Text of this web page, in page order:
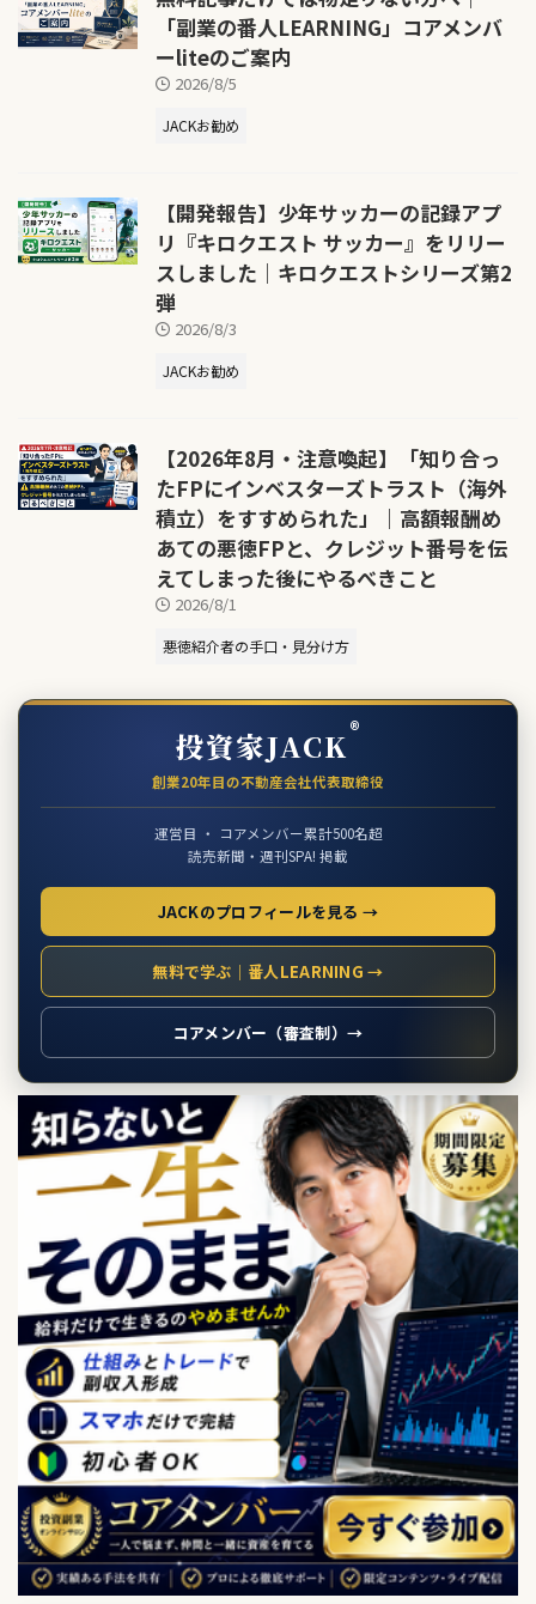
「副業の番人LEARNING」コアメンバ
ーliteのご案内
2026/8/5
JACKお勧め
【開発報告】少年サッカーの記録アプ
リ『キロクエスト サッカー』をリリー
スしました｜キロクエストシリーズ第2
弾
2026/8/3
JACKお勧め
【2026年8月・注意喚起】「知り合っ
たFPにインベスターズトラスト（海外
積立）をすすめられた」｜高額報酬め
あての悪徳FPと、クレジット番号を伝
えてしまった後にやるべきこと
2026/8/1
悪徳紹介者の手口・見分け方
投資家JACK®
創業20年目の不動産会社代表取締役
運営目 ・ コアメンバー累計500名超
読売新聞・週刊SPA! 掲載
JACKのプロフィールを見る →
無料で学ぶ｜番人LEARNING →
コアメンバー（審査制）→